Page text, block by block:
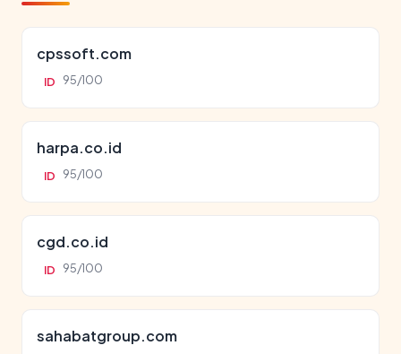
cpssoft.com
ID 95/100
harpa.co.id
ID 95/100
cgd.co.id
ID 95/100
sahabatgroup.com